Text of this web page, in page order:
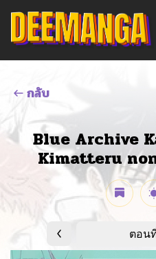
กลับ
Blue Archive
Kimatteru
ตอน